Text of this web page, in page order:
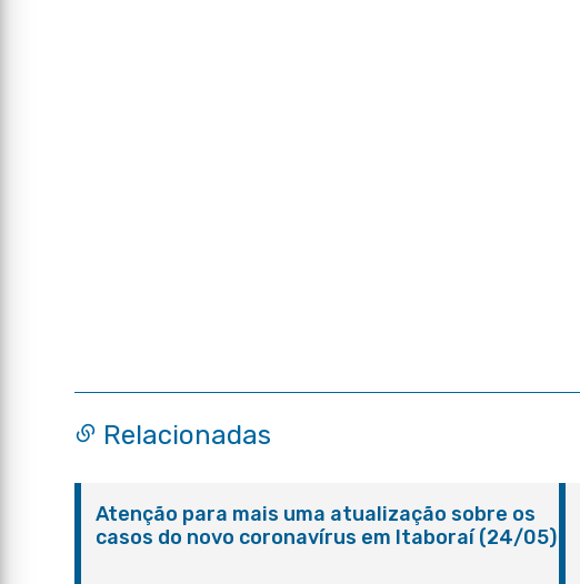
Relacionadas
Atenção para mais uma atualização sobre os
casos do novo coronavírus em Itaboraí (24/05)